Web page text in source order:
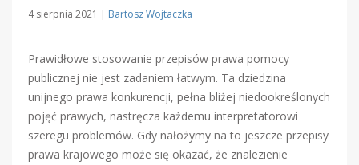
4 sierpnia 2021 | Bartosz Wojtaczka
Prawidłowe stosowanie przepisów prawa pomocy
publicznej nie jest zadaniem łatwym. Ta dziedzina
unijnego prawa konkurencji, pełna bliżej niedookreślonych
pojęć prawych, nastręcza każdemu interpretatorowi
szeregu problemów. Gdy nałożymy na to jeszcze przepisy
prawa krajowego może się okazać, że znalezienie